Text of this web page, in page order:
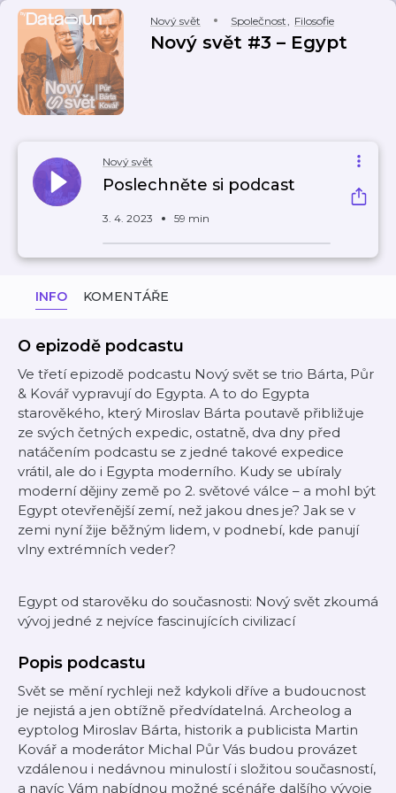
Nový svět Společnost, Filosofie
Nový svět #3 – Egypt
Nový svět
Poslechněte si podcast
3. 4. 2023 59 min
INFO KOMENTÁŘE
O epizodě podcastu
Ve třetí epizodě podcastu Nový svět se trio Bárta, Půr
& Kovář vypravují do Egypta. A to do Egypta
starověkého, který Miroslav Bárta poutavě přibližuje
ze svých četných expedic, ostatně, dva dny před
natáčením podcastu se z jedné takové expedice
vrátil, ale do i Egypta moderního. Kudy se ubíraly
moderní dějiny země po 2. světové válce – a mohl být
Egypt otevřenější zemí, než jakou dnes je? Jak se v
zemi nyní žije běžným lidem, v podnebí, kde panují
vlny extrémních veder?
Egypt od starověku do současnosti: Nový svět zkoumá
vývoj jedné z nejvíce fascinujících civilizací
Popis podcastu
Svět se mění rychleji než kdykoli dříve a budoucnost
je nejistá a jen obtížně předvídatelná. Archeolog a
eyptolog Miroslav Bárta, historik a publicista Martin
Kovář a moderátor Michal Půr Vás budou provázet
vzdálenou i nedávnou minulostí i složitou současností,
a navíc Vám nabídnou možné scénáře dalšího vývoje